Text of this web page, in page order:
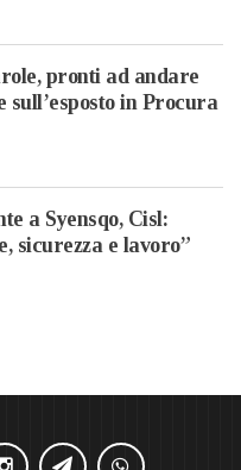
pronti ad andare
sull’esposto in Procura
a Syensqo, Cisl:
sicurezza e lavoro”